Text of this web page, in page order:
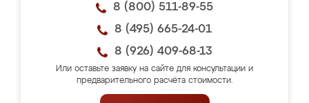
8 (800) 511-89-55
8 (495) 665-24-01
8 (926) 409-68-13
Или оставьте заявку на сайте для консультации и
предварительного расчёта стоимости.